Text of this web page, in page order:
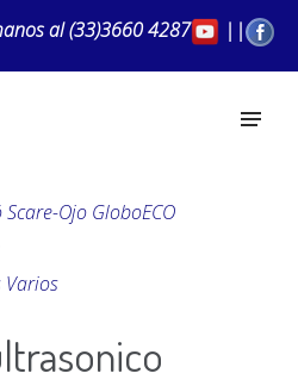
al(33)3660 4287 ||
Ojo GloboECO
Varios